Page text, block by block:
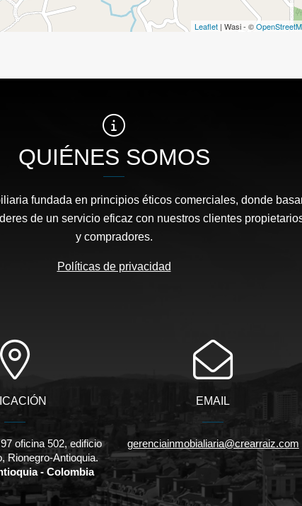
Leaflet | Wasi - ©
QUIÉNES SOMOS
fundada en principios éticos comerciales, donde
de un servicio eficaz con nuestros clientes
y compradores.
Políticas de privacidad
oficina 502, edificio
Rionegro-Antioquia.
- Colombia
EMAIL
gerenciainmobialiaria@crearraiz.com